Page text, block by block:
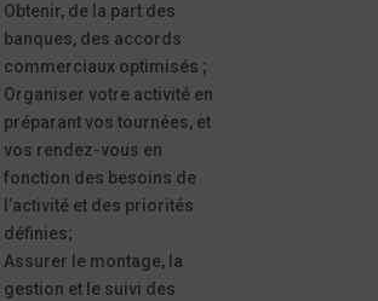
Obtenir, de la part des
banques, des accords
commerciaux optimisés ;
Organiser votre activité en
préparant vos tournées, et
vos rendez-vous en
fonction des besoins de
l’activité et des priorités
définies;
Assurer le montage, la
gestion et le suivi des